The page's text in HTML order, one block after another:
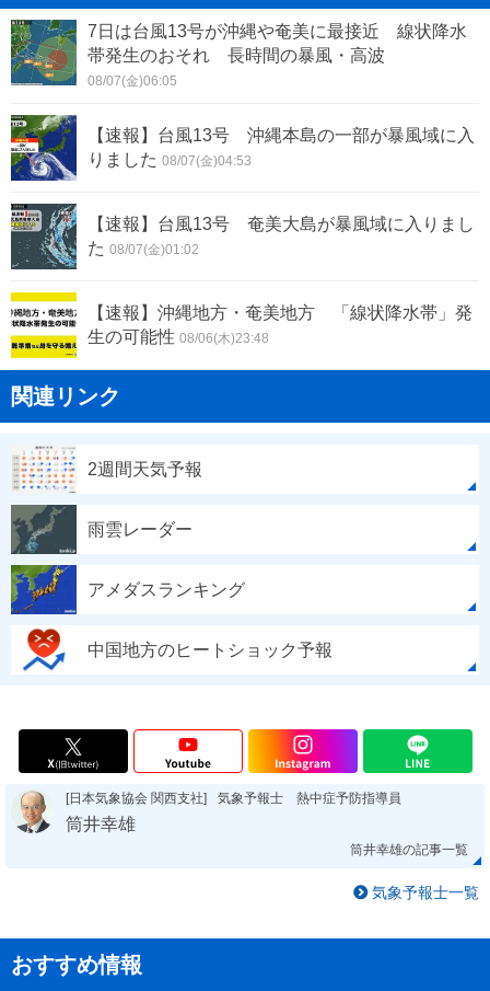
7日は台風13号が沖縄や奄美に最接近 線状降水
帯発生のおそれ 長時間の暴風・高波
08/07(金)06:05
【速報】台風13号 沖縄本島の一部が暴風域に入
りました 08/07(金)04:53
【速報】台風13号 奄美大島が暴風域に入りまし
た 08/07(金)01:02
【速報】沖縄地方・奄美地方 「線状降水帯」発
生の可能性 08/06(木)23:48
関連リンク
2週間天気予報
雨雲レーダー
アメダスランキング
中国地方のヒートショック予報
[日本気象協会 関西支社] 気象予報士 熱中症予防指導員
筒井幸雄
筒井幸雄の記事一覧
気象予報士一覧
おすすめ情報